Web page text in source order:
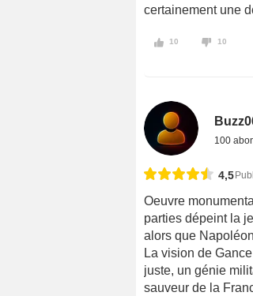
certainement une
10 10
100
4,5
Oeuvre
parties dépeint la
alors que
La vision de
juste, un génie
sauveur de la